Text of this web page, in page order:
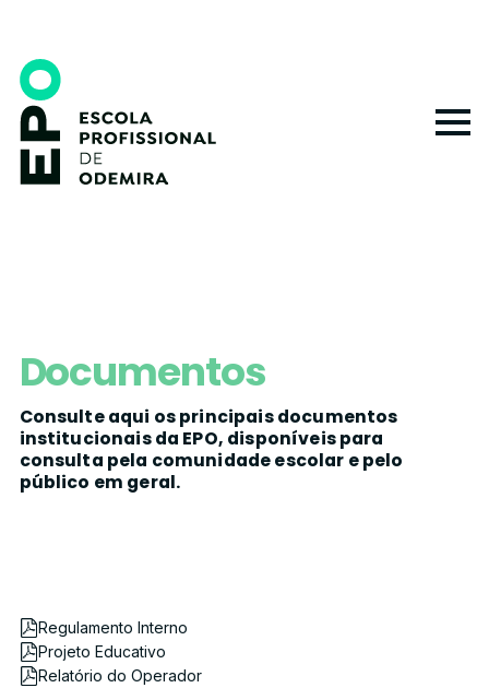
main
content
Documentos
Consulte aqui os principais documentos
institucionais da EPO, disponíveis para
consulta pela comunidade escolar e pelo
público em geral.
Regulamento Interno
Projeto Educativo
Relatório do Operador